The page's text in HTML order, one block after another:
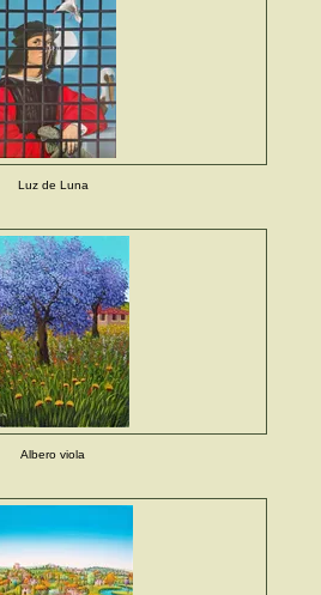
Luz de Luna
Albero viola